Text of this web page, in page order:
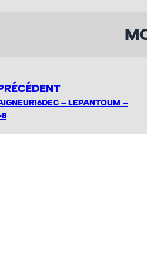
– LEPANTOUM –
8